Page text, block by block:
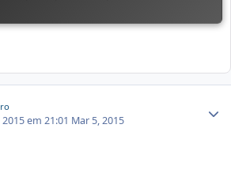
em 21:01 Mar 5, 2015